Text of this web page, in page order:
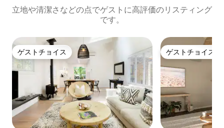
立地や清潔さなどの点でゲストに高評価のリスティング
です。
ゲストチョイス
ゲストチョイス ゲストチョイス
ゲストチョイス